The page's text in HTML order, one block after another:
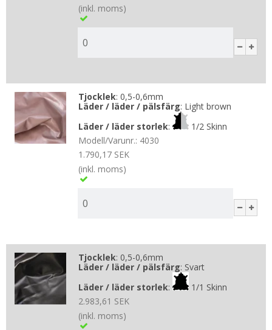
(inkl. moms)
Tjocklek: 0,5-0,6mm
Läder / läder / pälsfärg: Light brown
Läder / läder storlek:
1/2 Skinn
Modell/Varunr.: 4030
1.790,17 SEK
(inkl. moms)
Tjocklek: 0,5-0,6mm
Läder / läder / pälsfärg: Svart
Läder / läder storlek:
1/1 Skinn
2.983,61 SEK
(inkl. moms)